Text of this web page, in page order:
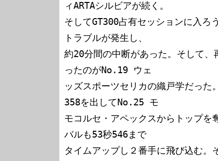
ィARTAシルビアが続く。
そしてGT300占有セッションに入ろ
トラブルが発生し、
約20分間の中断があった。そして、
ったのがNo.19 ウェ
ッズスポーツセリカの織戸学だった
358を出してNo.25 モ
モコルセ・アペックスからトップ
バルも53秒546まで
タイムアップし２番手に飛び込む。